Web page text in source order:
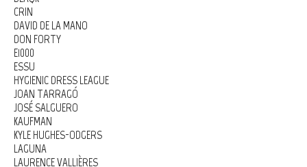
CRIN
DAVID DE LA MANO
DON FORTY
E1000
ESSU
HYGIENIC DRESS LEAGUE
JOAN TARRAGÓ
JOSÉ SALGUERO
KAUFMAN
KYLE HUGHES-ODGERS
LAGUNA
LAURENCE VALLIÈRES